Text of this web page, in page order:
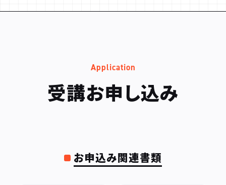
Application
受講お申し込み
お申込み関連書類